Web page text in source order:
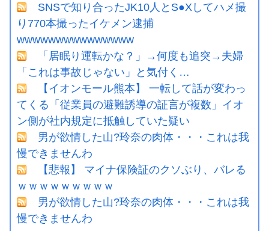
SNSで知り合ったJK10人とS●Xしてハメ撮
り770本撮ったイケメン逮捕
wwwwwwwwwwwwwww
「居眠り運転かな？」→何度も追突→夫婦
「これは事故じゃない」と気付く…
【イオンモール熊本】 一転して話が変わっ
てくる「従業員の避難誘導の証言が複数」イオ
ン側が社内規定に抵触していた疑い
男が欲情した山?玲奈の肉体・・・これは我
慢できませんわ
【悲報】 マイナ保険証のクソぶり、バレる
ｗｗｗｗｗｗｗｗｗ
男が欲情した山?玲奈の肉体・・・これは我
慢できませんわ